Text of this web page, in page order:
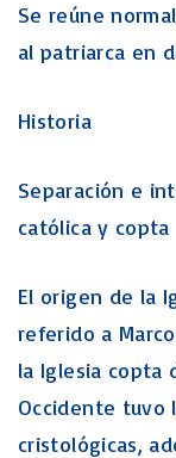
Se reúne
al patriarca en
Historia
Separación e
católica y copta
El origen de la
referido a
la Iglesia copta
Occidente tuvo
cristológicas,